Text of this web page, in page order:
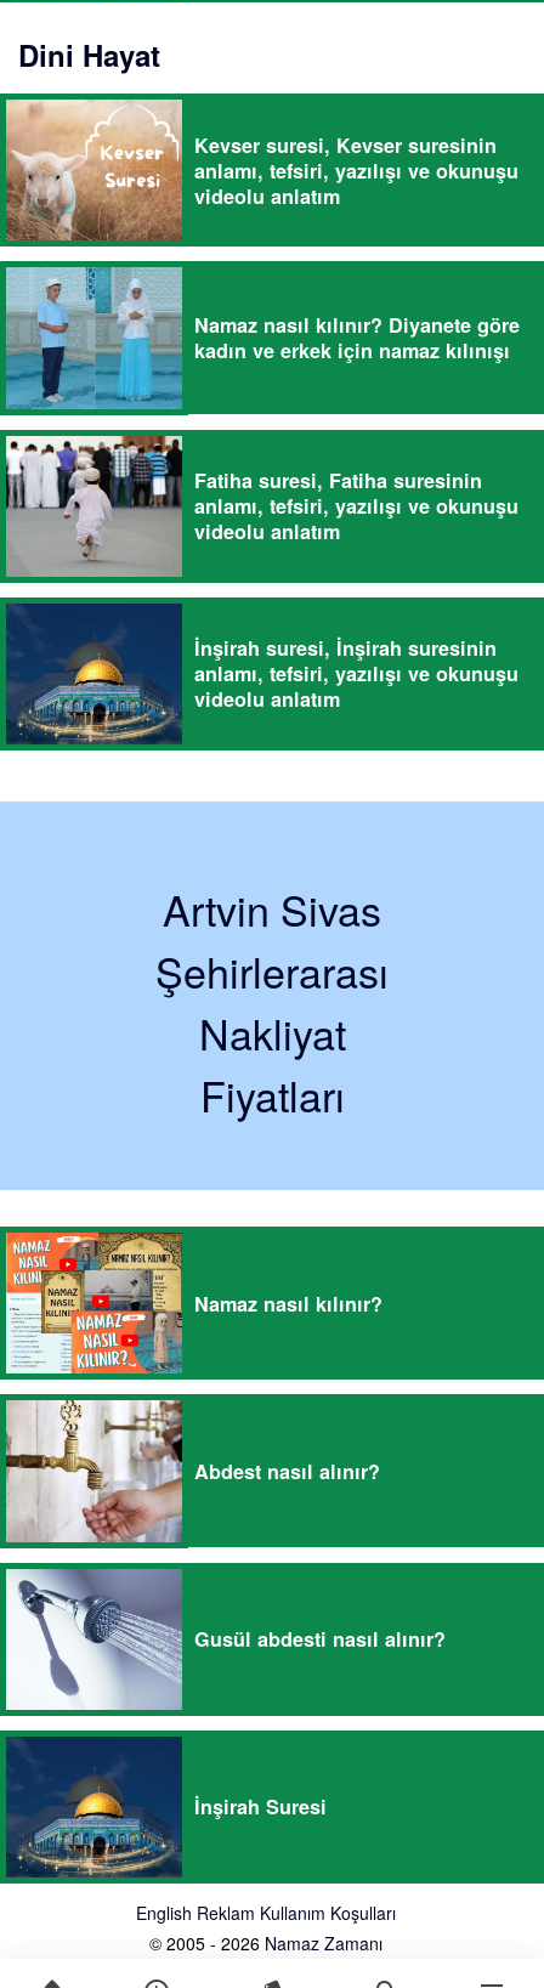
Dini Hayat
Kevser suresi, Kevser suresinin
anlamı, tefsiri, yazılışı ve okunuşu
videolu anlatım
Namaz nasıl kılınır? Diyanete göre
kadın ve erkek için namaz kılınışı
Fatiha suresi, Fatiha suresinin
anlamı, tefsiri, yazılışı ve okunuşu
videolu anlatım
İnşirah suresi, İnşirah suresinin
anlamı, tefsiri, yazılışı ve okunuşu
videolu anlatım
Artvin Sivas
Şehirlerarası
Nakliyat
Fiyatları
Namaz nasıl kılınır?
Abdest nasıl alınır?
Gusül abdesti nasıl alınır?
İnşirah Suresi
English Reklam Kullanım Koşulları
© 2005 - 2026 Namaz Zamanı